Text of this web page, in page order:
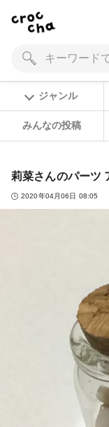
ジャンル
みんなの投稿
莉菜さんのパーツ
2020年04月06日 08:05